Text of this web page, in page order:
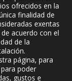
S.L.
ofrecidos en la
finalidad de
exentas
acuerdo con el
de la
página, para
poder
gustos e